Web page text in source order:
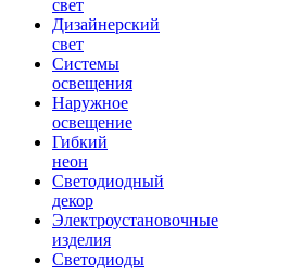
свет
Дизайнерский
свет
Системы
освещения
Наружное
освещение
Гибкий
неон
Светодиодный
декор
Электроустановочные
изделия
Светодиоды